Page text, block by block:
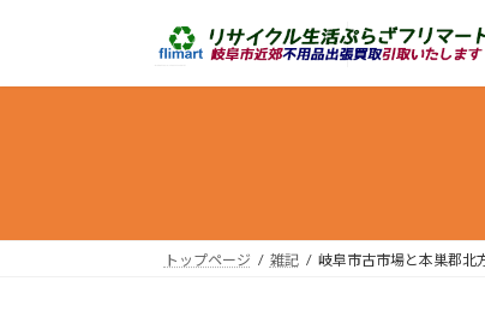
ッ
移
トップページ 雑記 岐阜市古市場と本巣郡北